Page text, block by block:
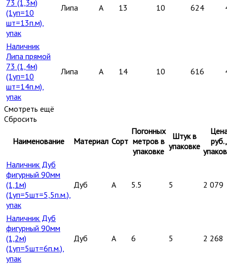
73 (1,3м)
(1уп=10
шт=13п.м),
упак
Липа A 13 10 624
Наличник
Липа прямой
73 (1,4м)
(1уп=10
шт=14п.м),
упак
Липа A 14 10 616
Смотреть ещё
Сбросить
Наименование Материал Сорт
Погонных
метров в
упаковке
Штук в
упаковке
руб.,
Наличник Дуб
фигурный 90мм
(1,1м)
(1уп=5шт=5,5п.м.),
упак
Дуб A 5.5 5 2 079
Наличник Дуб
фигурный 90мм
(1,2м)
(1уп=5шт=6п.м.),
упак
Дуб A 6 5 2 268